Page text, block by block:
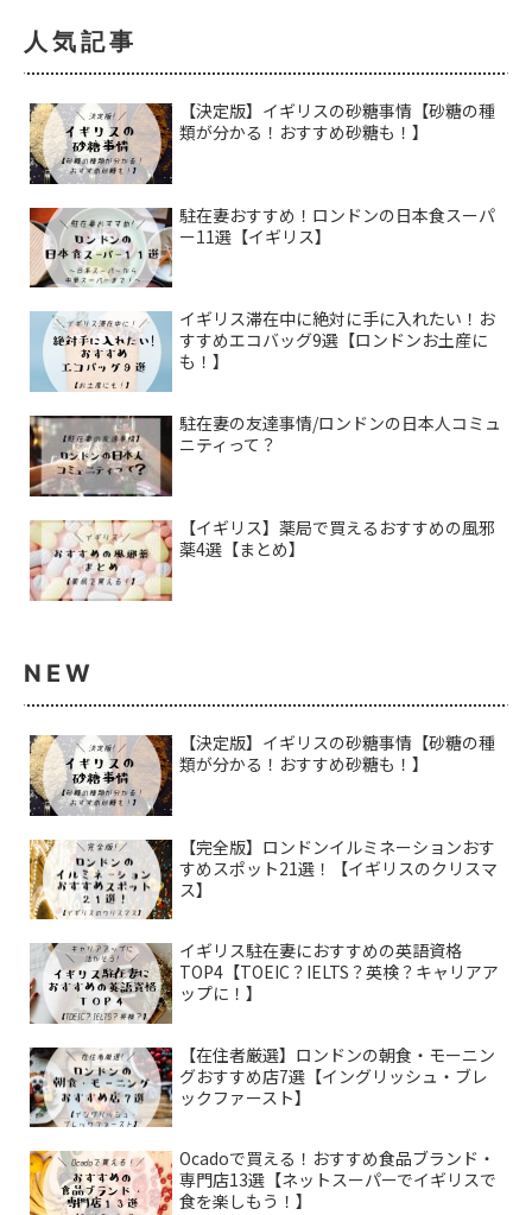
人気記事
【決定版】イギリスの砂糖事情【砂糖の種
類が分かる！おすすめ砂糖も！】
駐在妻おすすめ！ロンドンの日本食スーパ
ー11選【イギリス】
イギリス滞在中に絶対に手に入れたい！お
すすめエコバッグ9選【ロンドンお土産に
も！】
駐在妻の友達事情/ロンドンの日本人コミュ
ニティって？
【イギリス】薬局で買えるおすすめの風邪
薬4選【まとめ】
NEW
【決定版】イギリスの砂糖事情【砂糖の種
類が分かる！おすすめ砂糖も！】
【完全版】ロンドンイルミネーションおす
すめスポット21選！【イギリスのクリスマ
ス】
イギリス駐在妻におすすめの英語資格
TOP4【TOEIC？IELTS？英検？キャリアア
ップに！】
【在住者厳選】ロンドンの朝食・モーニン
グおすすめ店7選【イングリッシュ・ブレ
ックファースト】
Ocadoで買える！おすすめ食品ブランド・
専門店13選【ネットスーパーでイギリスで
食を楽しもう！】